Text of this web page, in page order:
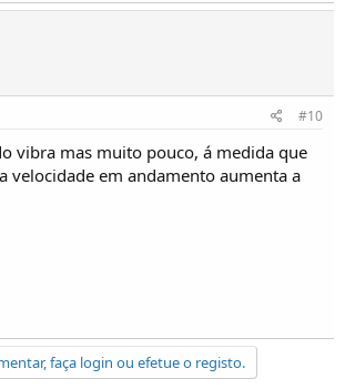
#10
vibra mas muito pouco, á medida que
velocidade em andamento aumenta a
faça login ou efetue o registo.